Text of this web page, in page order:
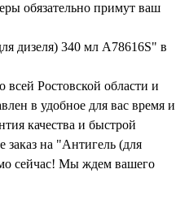
обязательно примут ваш
дизеля) 340 мл A78616S" в
Ростовской области и
в удобное для вас время и
качества и быстрой
заказ на "Антигель (для
сейчас! Мы ждем вашего